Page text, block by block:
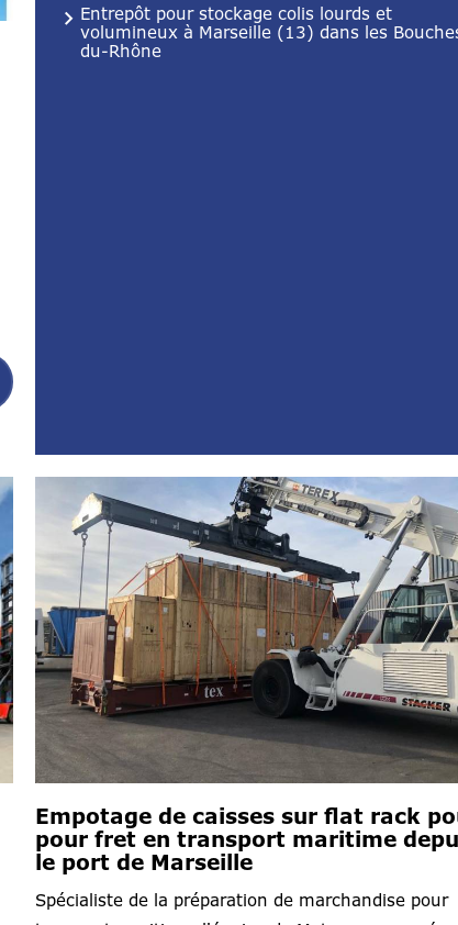
Entrepôt pour stockage colis lourds et
volumineux à Marseille (13) dans les
du-Rhône
Empotage de caisses sur flat rack
pour fret en transport maritime
le port de Marseille
Spécialiste de la préparation de marchandise pour